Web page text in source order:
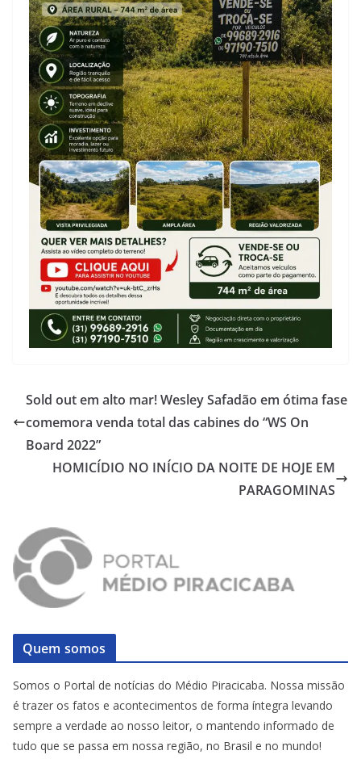
Sold out em alto mar! Wesley Safadão em ótima fase
comemora venda total das cabines do “WS On
Board 2022”
HOMICÍDIO NO INÍCIO DA NOITE DE HOJE EM
PARAGOMINAS
Quem somos
Somos o Portal de notícias do Médio Piracicaba. Nossa missão
é trazer os fatos e acontecimentos de forma íntegra levando
sempre a verdade ao nosso leitor, o mantendo informado de
tudo que se passa em nossa região, no Brasil e no mundo!